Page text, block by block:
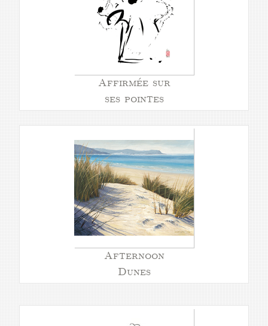
Affirmée sur
ses pointes
Afternoon
Dunes